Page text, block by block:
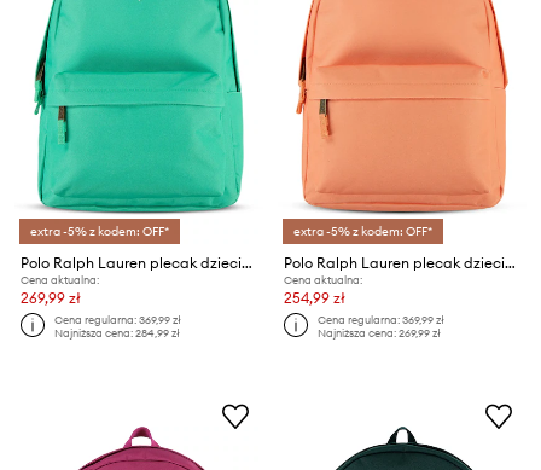
extra -5% z kodem: OFF*
Polo Ralph Lauren plecak dziecięcy
Cena aktualna:
269,99 zł
Cena regularna:369,99 zł
Najniższa cena:284,99 zł
extra -5% z kodem: OFF*
Polo Ralph Lauren plecak dziecięcy
Cena aktualna:
254,99 zł
Cena regularna:369,99 zł
Najniższa cena:269,99 zł